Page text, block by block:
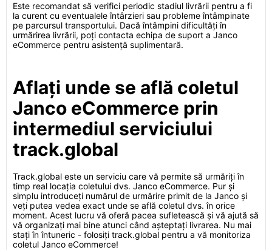
Este recomandat să verifici periodic stadiul livrării pentru a fi
la curent cu eventualele întârzieri sau probleme întâmpinate
pe parcursul transportului. Dacă întâmpini dificultăți în
urmărirea livrării, poți contacta echipa de suport a Janco
eCommerce pentru asistență suplimentară.
Aflați unde se află coletul
Janco eCommerce prin
intermediul serviciului
track.global
Track.global este un serviciu care vă permite să urmăriți în
timp real locația coletului dvs. Janco eCommerce. Pur și
simplu introduceți numărul de urmărire primit de la Janco și
veți putea vedea exact unde se află coletul dvs. în orice
moment. Acest lucru vă oferă pacea sufletească și vă ajută să
vă organizați mai bine atunci când așteptați livrarea. Nu mai
stați în întuneric - folosiți track.global pentru a vă monitoriza
coletul Janco eCommerce!